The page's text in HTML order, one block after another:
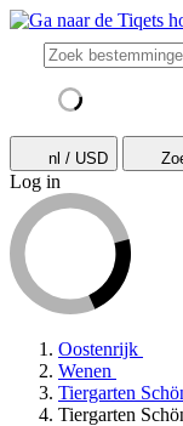
nl / USD
Log in
Oostenrijk
Wenen
Tiergarten
Tiergarten